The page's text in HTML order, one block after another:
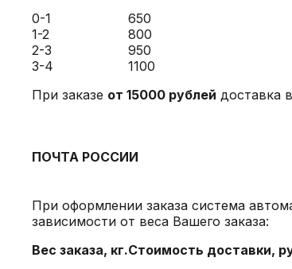
0-1
650
1-2
800
2-3
950
3-4
1100
При заказе от 15000 рублей доставка
ПОЧТА РОССИИ
При оформлении заказа система
зависимости от веса Вашего заказа:
Вес заказа, кг.Стоимость доставки,